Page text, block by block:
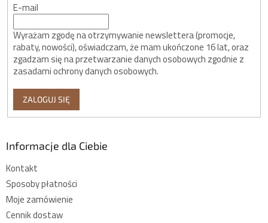
E-mail
Wyrażam zgodę na otrzymywanie newslettera (promocje,
rabaty, nowości), oświadczam, że mam ukończone 16 lat, oraz
zgadzam się na przetwarzanie danych osobowych zgodnie z
zasadami ochrony danych osobowych.
ZALOGUJ SIĘ
Informacje dla Ciebie
Kontakt
Sposoby płatności
Moje zamówienie
Cennik dostaw